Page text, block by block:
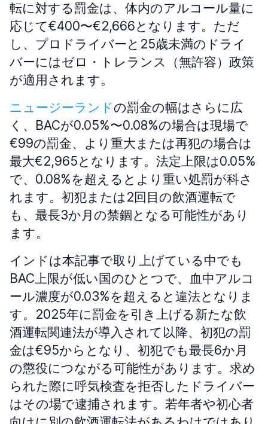
転に対する罰金は、体内のアルコール量に
応じて€400〜€2,666となります。ただ
し、プロドライバーと25歳未満のドライ
バーにはゼロ・トレランス（無許容）政策
が適用されます。
ニュージーランドの罰金の幅はさらに広
く、BACが0.05%〜0.08%の場合は現場で
€99の罰金、より重大または再犯の場合は
最大€2,965となります。法定上限は0.05%
で、0.08%を超えるとより重い処罰が科さ
れます。初犯または2回目の飲酒運転で
も、最長3か月の禁錮となる可能性があり
ます。
インドは本記事で取り上げている中でも
BAC上限が低い国のひとつで、血中アルコ
ール濃度が0.03%を超えると違法となりま
す。2025年に罰金を引き上げる新たな飲
酒運転関連法が導入されて以降、初犯の罰
金は€95からとなり、初犯でも最長6か月
の懲役につながる可能性があります。求め
られた際に呼気検査を拒否したドライバー
はその場で逮捕されます。若年者や初心者